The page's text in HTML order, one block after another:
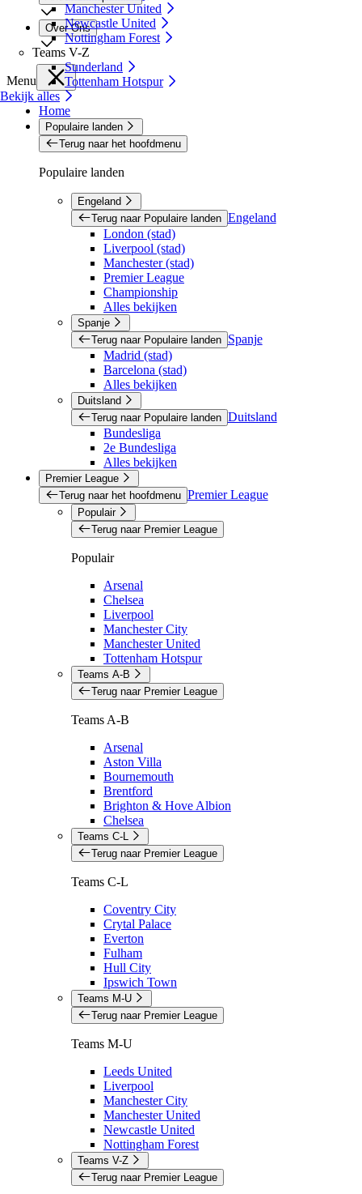
Manchester United
Newcastle United
Nottingham Forest
Teams V-Z
Sunderland
Tottenham Hotspur
Bekijk alles
Over Ons
Menu
Home
Populaire landen
Terug naar het hoofdmenu
Populaire landen
Engeland
Terug naar Populaire landen Engeland
London (stad)
Liverpool (stad)
Manchester (stad)
Premier League
Championship
Alles bekijken
Spanje
Terug naar Populaire landen
Spanje
Madrid (stad)
Barcelona (stad)
Alles bekijken
Duitsland
Terug naar Populaire landen Duitsland
Bundesliga
2e Bundesliga
Alles bekijken
Premier League
Terug naar het hoofdmenu Premier League
Populair
Terug naar Premier League
Populair
Arsenal
Chelsea
Liverpool
Manchester City
Manchester United
Tottenham Hotspur
Teams A-B
Terug naar Premier League
Teams A-B
Arsenal
Aston Villa
Bournemouth
Brentford
Brighton & Hove Albion
Chelsea
Teams C-L
Terug naar Premier League
Teams C-L
Coventry City
Crytal Palace
Everton
Fulham
Hull City
Ipswich Town
Teams M-U
Terug naar Premier League
Teams M-U
Leeds United
Liverpool
Manchester City
Manchester United
Newcastle United
Nottingham Forest
Teams V-Z
Terug naar Premier League